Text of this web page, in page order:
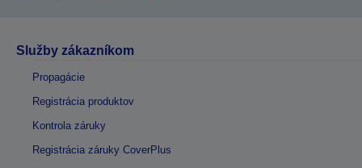
Služby zákazníkom
Propagácie
Registrácia produktov
Kontrola záruky
Registrácia záruky CoverPlus